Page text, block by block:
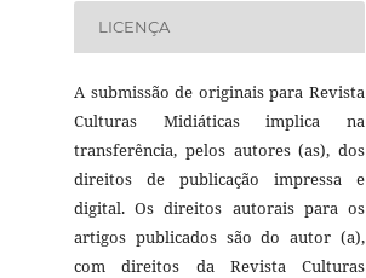
LICENÇA
A submissão de originais para Revista
Culturas Midiáticas implica na
transferência, pelos autores (as), dos
direitos de publicação impressa e
digital. Os direitos autorais para os
artigos publicados são do autor (a),
com direitos da Revista Culturas